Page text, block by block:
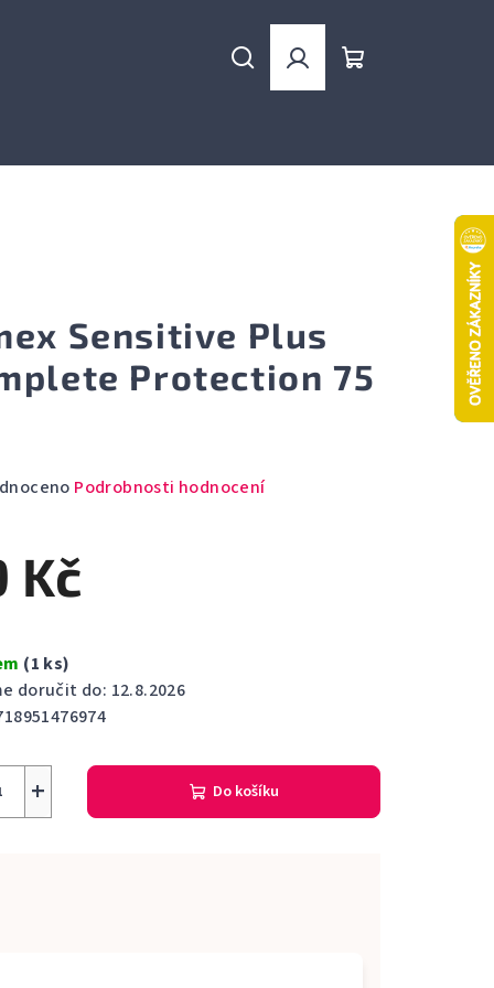
HledatPřihlášení
Sensitive Plus
Protection 75
Podrobnosti hodnocení
Kč
(1 ks)
doručit do: 12.8.2026
+ Do košíku